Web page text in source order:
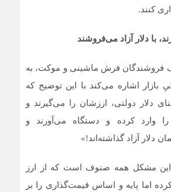
کنند.
با دلار آزاد می‌فروشند
فروشندگان فرش ماشینی و موکت، به
بازار اشاره می‌کند با این توضیح که
دلار دولتی، ارزشان را می‌گیرند و
وارد کرده و دستگاه می‌آورند و
دلار آزاد گذاشته‌اند!»
این مشکل همه صنوف است که از ارز
اما پایه و اساس قیمت‌گذاری را بر